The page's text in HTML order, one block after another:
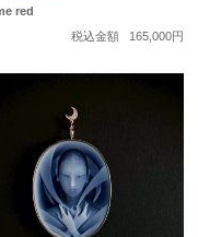
red
税込金額
165,000円